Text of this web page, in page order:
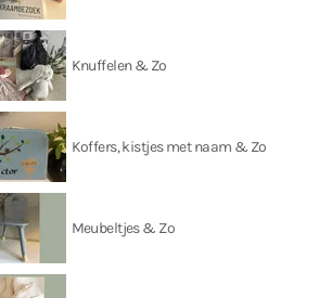
Knuffelen & Zo
Koffers, kistjes met naam & Zo
Meubeltjes & Zo